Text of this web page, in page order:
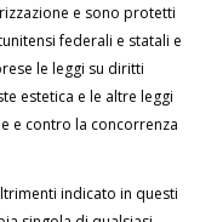
e sono protetti
federali e statali e
le leggi su diritti
estetica e le altre leggi
e contro la concorrenza
indicato in questi